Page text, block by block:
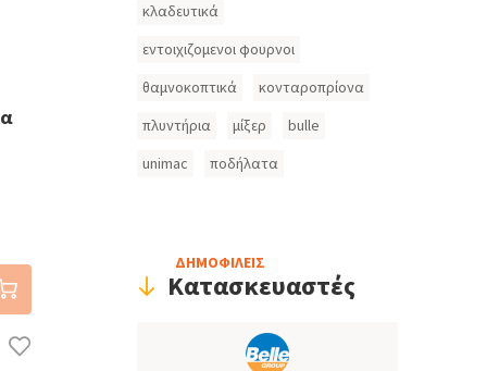
κλαδευτικά
εντοιχιζομενοι φουρνοι
θαμνοκοπτικά
κονταροπρίονα
πλυντήρια
μίξερ
bulle
unimac
ποδήλατα
ΔΗΜΟΦΙΛΕΙΣ
Κατασκευαστές